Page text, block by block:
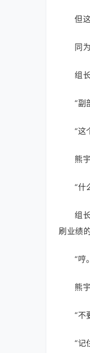
但
同
组
“副
“这
熊
“什
组
刷业绩
“哼
熊
“不
“记